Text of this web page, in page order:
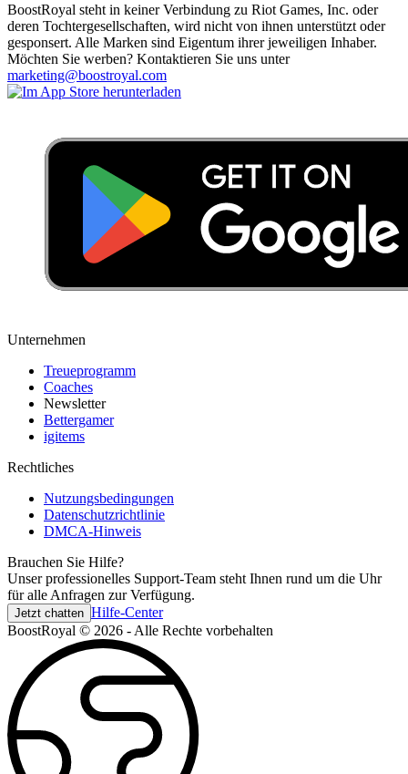
BoostRoyal steht in keiner Verbindung zu Riot Games, Inc. oder
deren Tochtergesellschaften, wird nicht von ihnen unterstützt oder
gesponsert. Alle Marken sind Eigentum ihrer jeweiligen Inhaber.
Möchten Sie werben? Kontaktieren Sie uns unter
marketing@boostroyal.com
Unternehmen
Treueprogramm
Coaches
Newsletter
Bettergamer
igitems
Rechtliches
Nutzungsbedingungen
Datenschutzrichtlinie
DMCA-Hinweis
Brauchen Sie Hilfe?
Unser professionelles Support-Team steht Ihnen rund um die Uhr
für alle Anfragen zur Verfügung.
Jetzt chatten Hilfe-Center
BoostRoyal © 2026 - Alle Rechte vorbehalten